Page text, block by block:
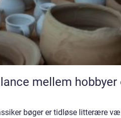
mellem hobbyer
bøger er tidløse litterære